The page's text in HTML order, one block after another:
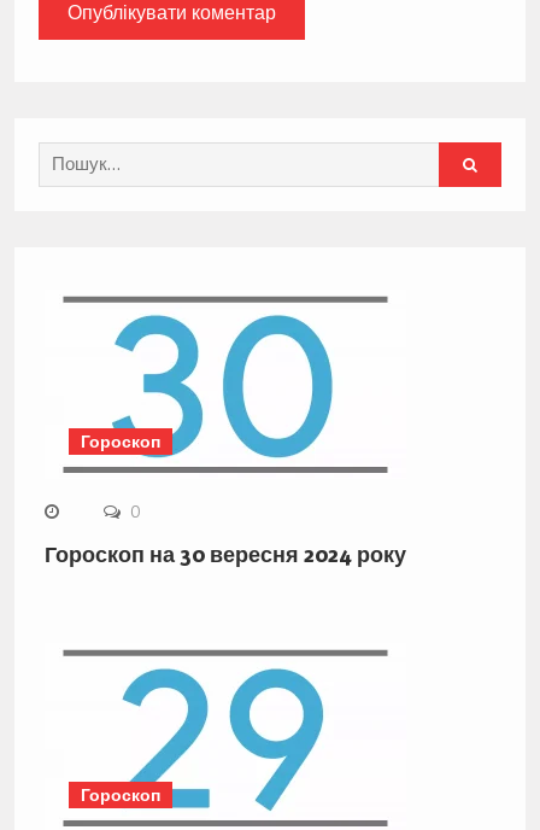
Search
for:
Гороскоп
0
Гороскоп на 30 вересня 2024 року
Гороскоп